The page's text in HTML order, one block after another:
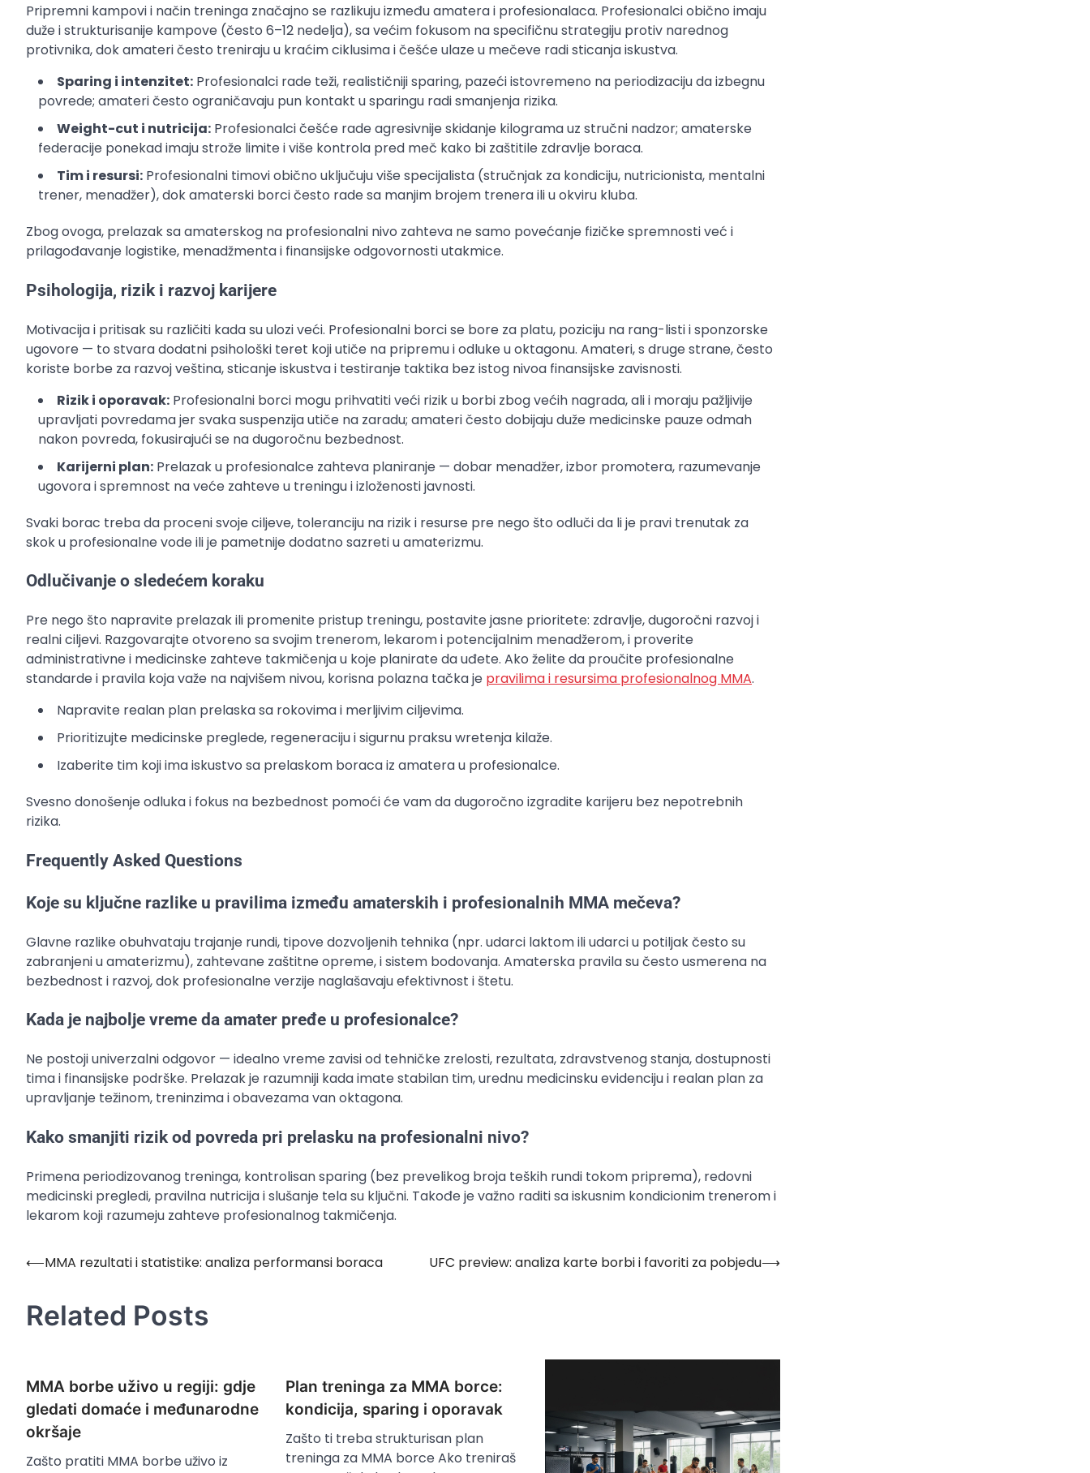
Pripremni kampovi i način treninga značajno se razlikuju između amatera i profesionalaca. Profesionalci obično imaju
duže i strukturisanije kampove (često 6–12 nedelja), sa većim fokusom na specifičnu strategiju protiv narednog
protivnika, dok amateri često treniraju u kraćim ciklusima i češće ulaze u mečeve radi sticanja iskustva.
Sparing i intenzitet: Profesionalci rade teži, realističniji sparing, pazeći istovremeno na periodizaciju da izbegnu
povrede; amateri često ograničavaju pun kontakt u sparingu radi smanjenja rizika.
Weight-cut i nutricija: Profesionalci češće rade agresivnije skidanje kilograma uz stručni nadzor; amaterske
federacije ponekad imaju strože limite i više kontrola pred meč kako bi zaštitile zdravlje boraca.
Tim i resursi: Profesionalni timovi obično uključuju više specijalista (stručnjak za kondiciju, nutricionista, mentalni
trener, menadžer), dok amaterski borci često rade sa manjim brojem trenera ili u okviru kluba.
Zbog ovoga, prelazak sa amaterskog na profesionalni nivo zahteva ne samo povećanje fizičke spremnosti već i
prilagođavanje logistike, menadžmenta i finansijske odgovornosti utakmice.
Psihologija, rizik i razvoj karijere
Motivacija i pritisak su različiti kada su ulozi veći. Profesionalni borci se bore za platu, poziciju na rang-listi i sponzorske
ugovore — to stvara dodatni psihološki teret koji utiče na pripremu i odluke u oktagonu. Amateri, s druge strane, često
koriste borbe za razvoj veština, sticanje iskustva i testiranje taktika bez istog nivoa finansijske zavisnosti.
Rizik i oporavak: Profesionalni borci mogu prihvatiti veći rizik u borbi zbog većih nagrada, ali i moraju pažljivije
upravljati povredama jer svaka suspenzija utiče na zaradu; amateri često dobijaju duže medicinske pauze odmah
nakon povreda, fokusirajući se na dugoročnu bezbednost.
Karijerni plan: Prelazak u profesionalce zahteva planiranje — dobar menadžer, izbor promotera, razumevanje
ugovora i spremnost na veće zahteve u treningu i izloženosti javnosti.
Svaki borac treba da proceni svoje ciljeve, toleranciju na rizik i resurse pre nego što odluči da li je pravi trenutak za
skok u profesionalne vode ili je pametnije dodatno sazreti u amaterizmu.
Odlučivanje o sledećem koraku
Pre nego što napravite prelazak ili promenite pristup treningu, postavite jasne prioritete: zdravlje, dugoročni razvoj i
realni ciljevi. Razgovarajte otvoreno sa svojim trenerom, lekarom i potencijalnim menadžerom, i proverite
administrativne i medicinske zahteve takmičenja u koje planirate da uđete. Ako želite da proučite profesionalne
standarde i pravila koja važe na najvišem nivou, korisna polazna tačka je pravilima i resursima profesionalnog MMA.
Napravite realan plan prelaska sa rokovima i merljivim ciljevima.
Prioritizujte medicinske preglede, regeneraciju i sigurnu praksu wretenja kilaže.
Izaberite tim koji ima iskustvo sa prelaskom boraca iz amatera u profesionalce.
Svesno donošenje odluka i fokus na bezbednost pomoći će vam da dugoročno izgradite karijeru bez nepotrebnih
rizika.
Frequently Asked Questions
Koje su ključne razlike u pravilima između amaterskih i profesionalnih MMA mečeva?
Glavne razlike obuhvataju trajanje rundi, tipove dozvoljenih tehnika (npr. udarci laktom ili udarci u potiljak često su
zabranjeni u amaterizmu), zahtevane zaštitne opreme, i sistem bodovanja. Amaterska pravila su često usmerena na
bezbednost i razvoj, dok profesionalne verzije naglašavaju efektivnost i štetu.
Kada je najbolje vreme da amater pređe u profesionalce?
Ne postoji univerzalni odgovor — idealno vreme zavisi od tehničke zrelosti, rezultata, zdravstvenog stanja, dostupnosti
tima i finansijske podrške. Prelazak je razumniji kada imate stabilan tim, urednu medicinsku evidenciju i realan plan za
upravljanje težinom, treninzima i obavezama van oktagona.
Kako smanjiti rizik od povreda pri prelasku na profesionalni nivo?
Primena periodizovanog treninga, kontrolisan sparing (bez prevelikog broja teških rundi tokom priprema), redovni
medicinski pregledi, pravilna nutricija i slušanje tela su ključni. Takođe je važno raditi sa iskusnim kondicionim trenerom i
lekarom koji razumeju zahteve profesionalnog takmičenja.
Post
⟵MMA rezultati i statistike: analiza performansi boraca UFC preview: analiza karte borbi i favoriti za pobjedu⟶
Related Posts
MMA borbe uživo u regiji: gdje
gledati domaće i međunarodne
okršaje
Zašto pratiti MMA borbe uživo iz
Plan treninga za MMA borce:
kondicija, sparing i oporavak
Zašto ti treba strukturisan plan
treninga za MMA borce Ako treniraš